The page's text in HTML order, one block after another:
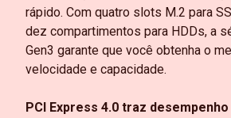
rápido. Com quatro slots M.2 para
dez compartimentos para HDDs, a
Gen3 garante que você obtenha o
velocidade e capacidade.
PCI Express 4.0 traz